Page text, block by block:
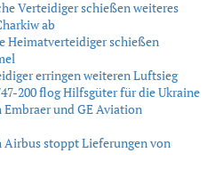
Verteidiger schießen weiteres
ab
Heimatverteidiger schießen
erringen weiteren Luftsieg
200 flog Hilfsgüter für die Ukraine
und GE Aviation
stoppt Lieferungen von